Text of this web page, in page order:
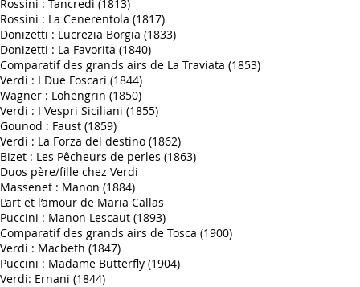
Rossini : Tancredi (1813)
Rossini : La Cenerentola (1817)
Donizetti : Lucrezia Borgia (1833)
Donizetti : La Favorita (1840)
Comparatif des grands airs de La Traviata (1853)
Verdi : I Due Foscari (1844)
Wagner : Lohengrin (1850)
Verdi : I Vespri Siciliani (1855)
Gounod : Faust (1859)
Verdi : La Forza del destino (1862)
Bizet : Les Pêcheurs de perles (1863)
Duos père/fille chez Verdi
Massenet : Manon (1884)
L’art et l’amour de Maria Callas
Puccini : Manon Lescaut (1893)
Comparatif des grands airs de Tosca (1900)
Verdi : Macbeth (1847)
Puccini : Madame Butterfly (1904)
Verdi: Ernani (1844)